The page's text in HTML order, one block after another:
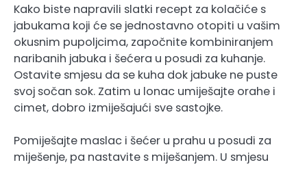
Kako biste napravili slatki recept za kolačiće s
jabukama koji će se jednostavno otopiti u vašim
okusnim pupoljcima, započnite kombiniranjem
naribanih jabuka i šećera u posudi za kuhanje.
Ostavite smjesu da se kuha dok jabuke ne puste
svoj sočan sok. Zatim u lonac umiješajte orahe i
cimet, dobro izmiješajući sve sastojke.
Pomiješajte maslac i šećer u prahu u posudi za
miješenje, pa nastavite s miješanjem. U smjesu